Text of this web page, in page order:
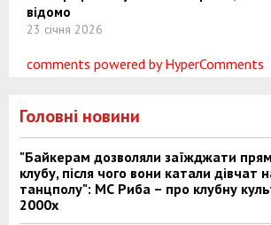
відомо
23 січня 2026
comments powered by HyperComments
Головні новини
"Байкерам дозволяли заїжджати
клубу, після чого вони катали дівчат
танцполу": МС Риба – про клубну
2000х